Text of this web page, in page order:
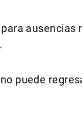
ausencias
puede